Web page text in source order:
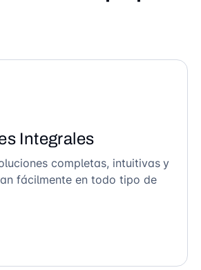
Integrales
completas, intuitivas y
fácilmente en todo tipo de